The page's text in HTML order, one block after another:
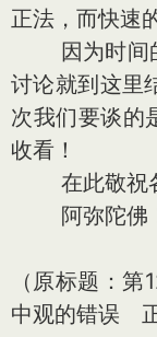
正法，而快速
因为时间的
讨论就到这里
次我们要谈的
收看！
在此敬祝各
阿弥陀佛
（原标题：
中观的错误 正